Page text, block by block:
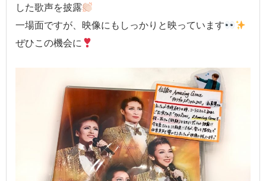
した歌声を披露
一場面ですが、映像にもしっかりと映っています
ぜひこの機会に